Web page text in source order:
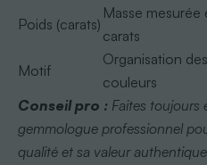
Poids (carats)
Masse mesurée
carats
Motif
Organisation des
couleurs
Conseil pro : Faites toujours
gemmologue professionnel
qualité et sa valeur